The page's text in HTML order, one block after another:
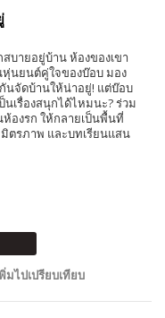
บายอยู่บ้าน ห้องของเขา
หุ่นยนต์คู่ใจของบ๊อบ มอง
นจัดบ้านให้น่าอยู่! แต่บ๊อบ
นเรื่องสนุกได้ไหมนะ? ร่วม
องรก ให้กลายเป็นพื้นที่
ตรภาพ และบทเรียนแสน
มไปเปรียบเทียบ